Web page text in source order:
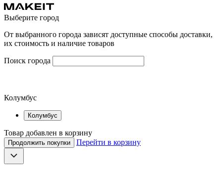
Выберите город
От выбранного города зависят доступные способы доставки,
их стоимость и наличие товаров
Поиск города
Колумбус
Колумбус
Товар добавлен в корзину
Продолжить покупки Перейти в корзину